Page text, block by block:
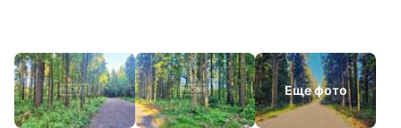
Еще фото